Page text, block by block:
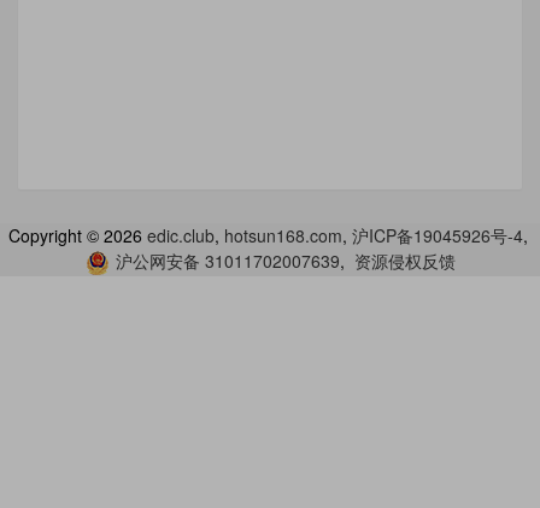
Copyright © 2026 edic.club, hotsun168.com, 沪ICP备19045926号-4,
沪公网安备 31011702007639, 资源侵权反馈